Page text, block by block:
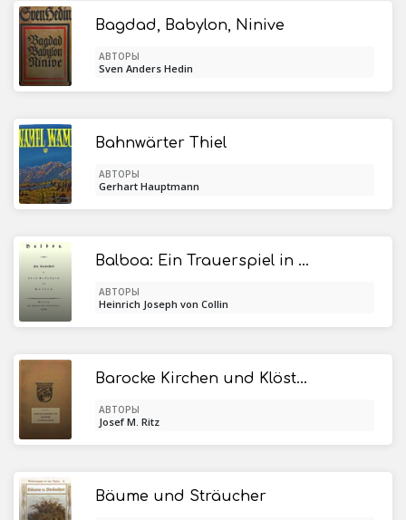
Bagdad, Babylon, Ninive
АВТОРЫ
Sven Anders Hedin
Bahnwärter Thiel
АВТОРЫ
Gerhart Hauptmann
Balboa: Ein Trauerspiel in fünf Aufzügen
АВТОРЫ
Heinrich Joseph von Collin
Barocke Kirchen und Klöster Unterfrankens
АВТОРЫ
Josef M. Ritz
Bäume und Sträucher